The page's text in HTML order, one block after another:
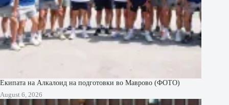
Екипата на Алкалоид на подготовки во Маврово (ФОТО)
August 6, 2026